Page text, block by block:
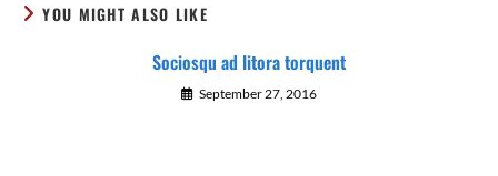
YOU MIGHT ALSO LIKE
Sociosqu ad litora torquent
September 27, 2016